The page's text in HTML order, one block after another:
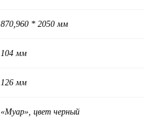
870,960 * 2050 мм
104 мм
126 мм
«Муар», цвет черный